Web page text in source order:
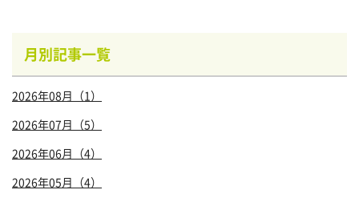
月別記事一覧
2026年08月（1）
2026年07月（5）
2026年06月（4）
2026年05月（4）